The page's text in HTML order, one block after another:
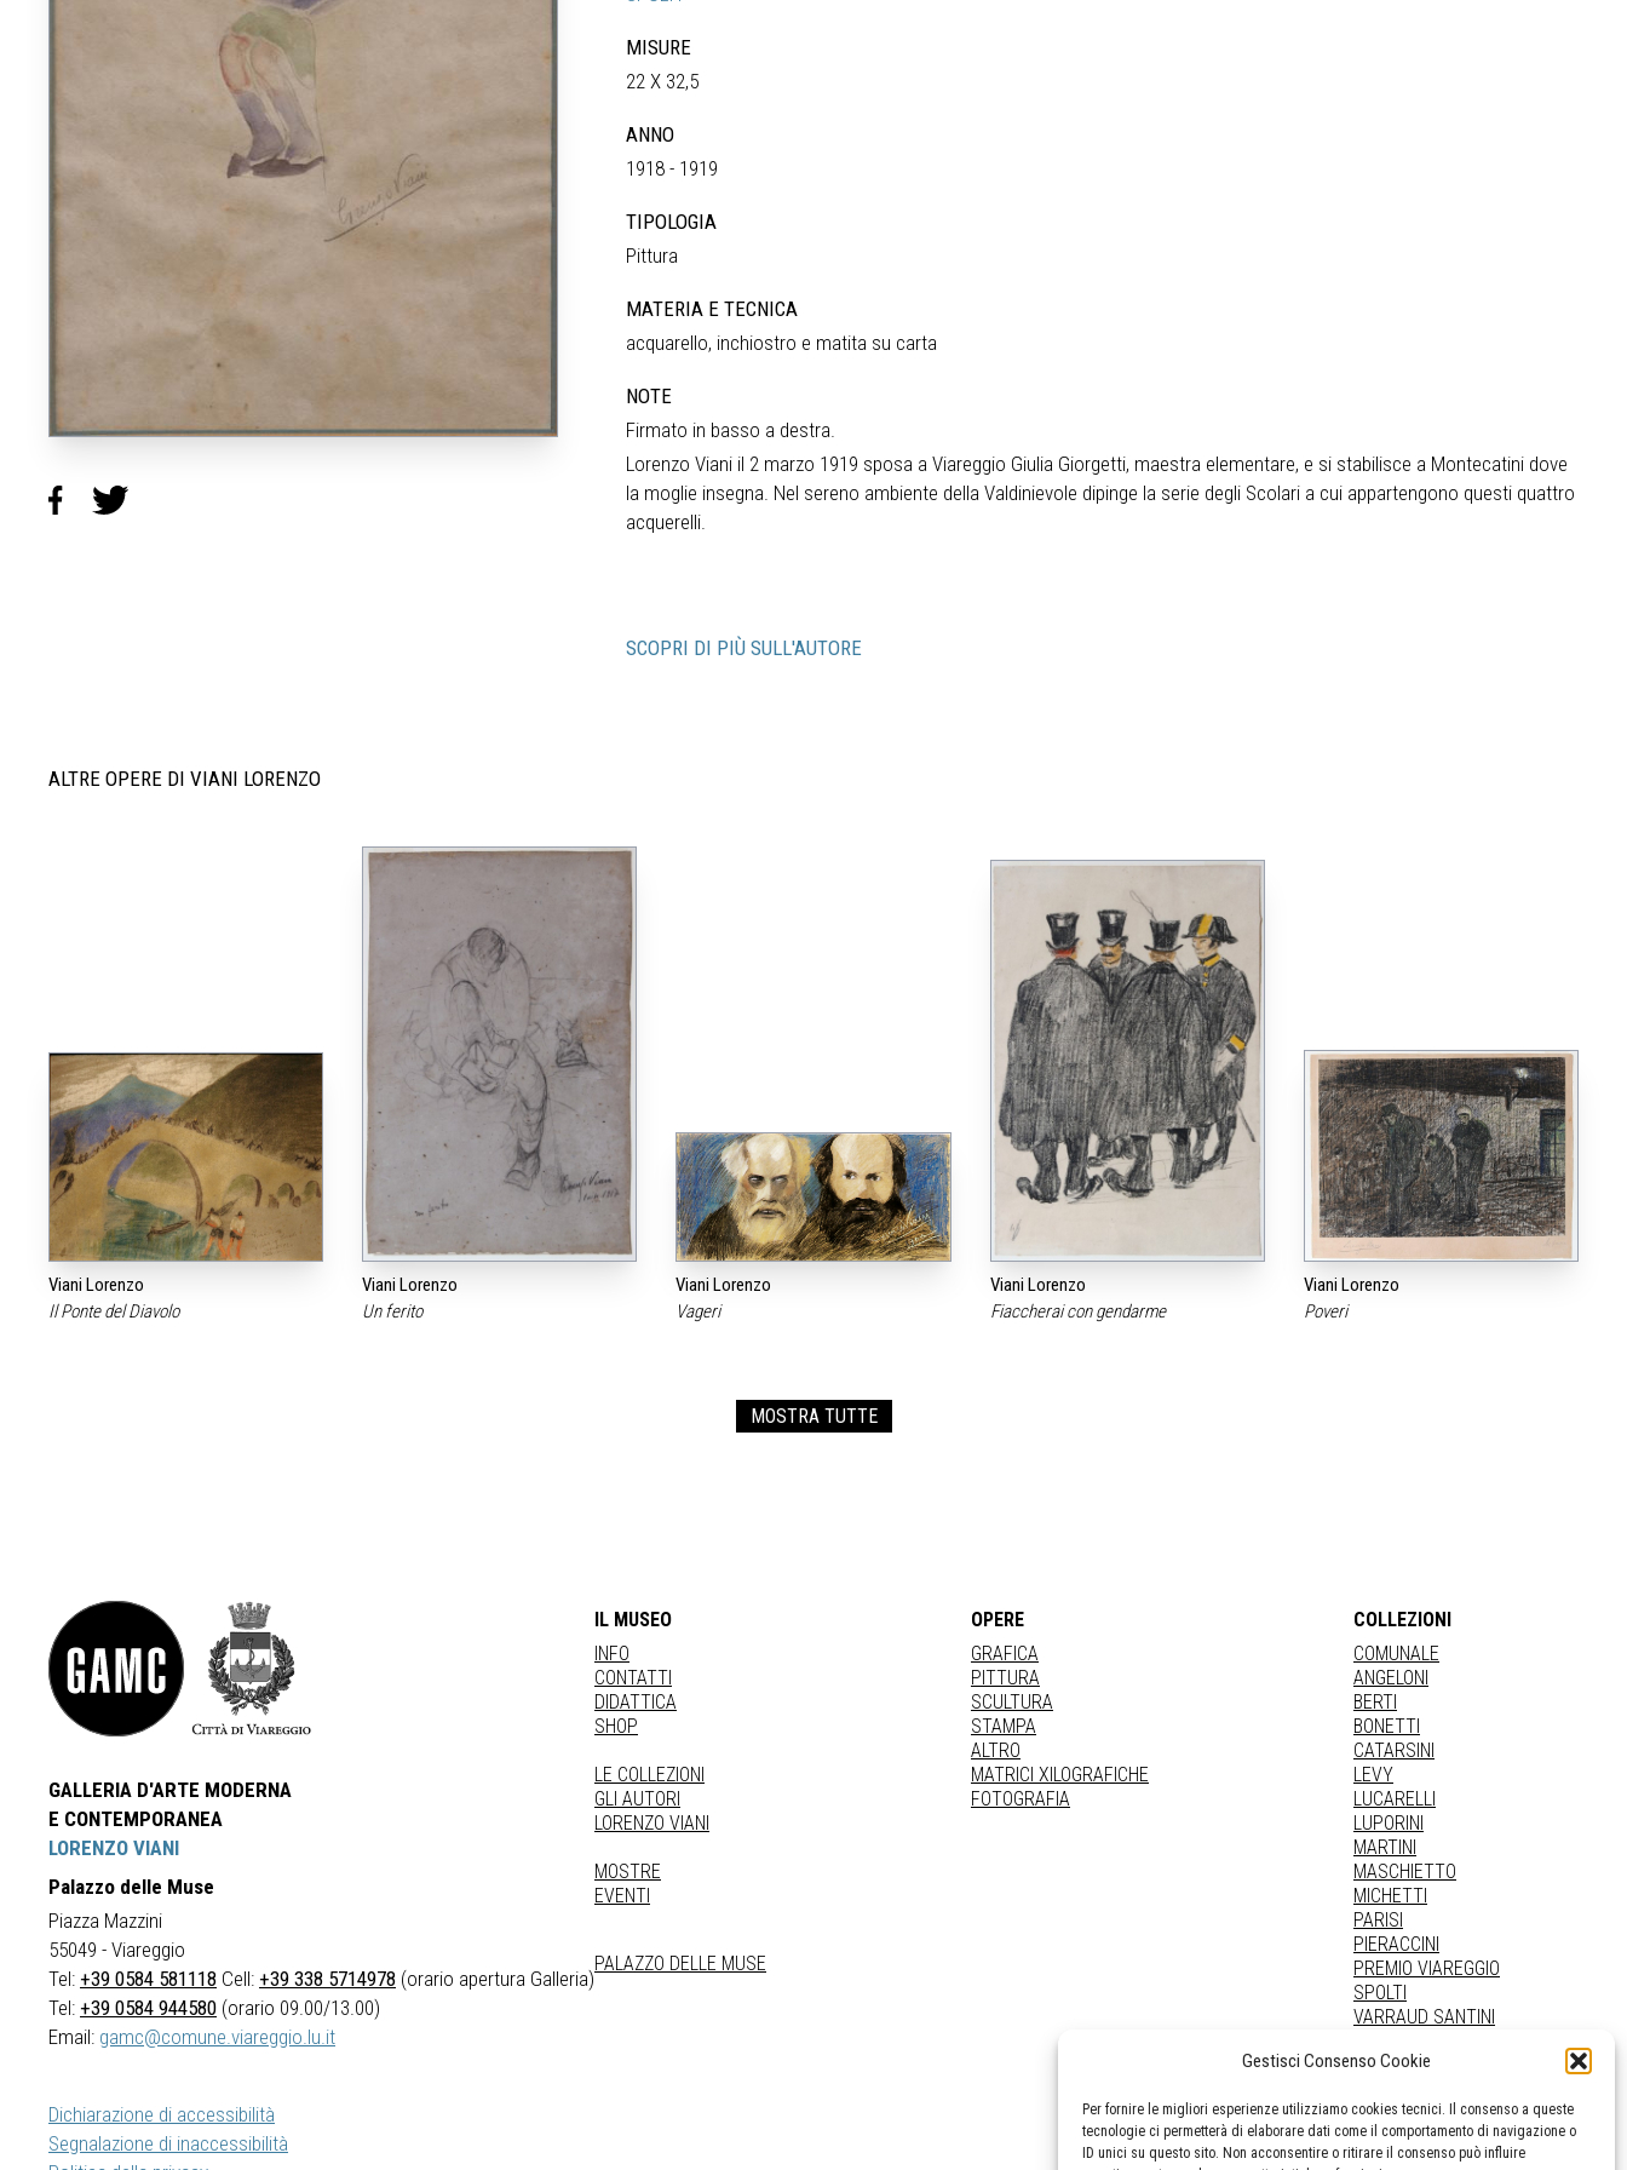
Gestisci Consenso Cookie
Per fornire le migliori esperienze utilizziamo cookies tecnici. Il consenso a queste
tecnologie ci permetterà di elaborare dati come il comportamento di navigazione o
ID unici su questo sito. Non acconsentire o ritirare il consenso può influire
MISURE
22 X 32,5
ANNO
1918 - 1919
TIPOLOGIA
Pittura
MATERIA E TECNICA
acquarello, inchiostro e matita su carta
NOTE
Firmato in basso a destra.
Lorenzo Viani il 2 marzo 1919 sposa a Viareggio Giulia Giorgetti, maestra elementare, e si stabilisce a Montecatini dove
la moglie insegna. Nel sereno ambiente della Valdinievole dipinge la serie degli Scolari a cui appartengono questi quattro
acquerelli.
SCOPRI DI PIÙ SULL'AUTORE
ALTRE OPERE DI VIANI LORENZO
Viani Lorenzo
Il Ponte del Diavolo
Viani Lorenzo
Un ferito
Viani Lorenzo
Vageri
Viani Lorenzo
Fiaccherai con gendarme
Viani Lorenzo
Poveri
MOSTRA TUTTE
GALLERIA D'ARTE MODERNA
E CONTEMPORANEA
LORENZO VIANI
Palazzo delle Muse
Piazza Mazzini
55049 - Viareggio
Tel: +39 0584 581118 Cell: +39 338 5714978 (orario apertura Galleria)
Tel: +39 0584 944580 (orario 09.00/13.00)
Email: gamc@comune.viareggio.lu.it
Dichiarazione di accessibilità
Segnalazione di inaccessibilità
IL MUSEO
INFO
CONTATTI
DIDATTICA
SHOP
LE COLLEZIONI
GLI AUTORI
LORENZO VIANI
MOSTRE
EVENTI
PALAZZO DELLE MUSE
OPERE
GRAFICA
PITTURA
SCULTURA
STAMPA
ALTRO
MATRICI XILOGRAFICHE
FOTOGRAFIA
COLLEZIONI
COMUNALE
ANGELONI
BERTI
BONETTI
CATARSINI
LEVY
LUCARELLI
LUPORINI
MARTINI
MASCHIETTO
MICHETTI
PARISI
PIERACCINI
PREMIO VIAREGGIO
SPOLTI
VARRAUD SANTINI